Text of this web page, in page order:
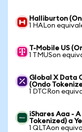
Halliburton
1 HALon
T-Mobile US
1 TMUSon
Global X Data
(Ondo
1 DTCRon
iShares Aaa -
Tokenized) a
1 QLTAon